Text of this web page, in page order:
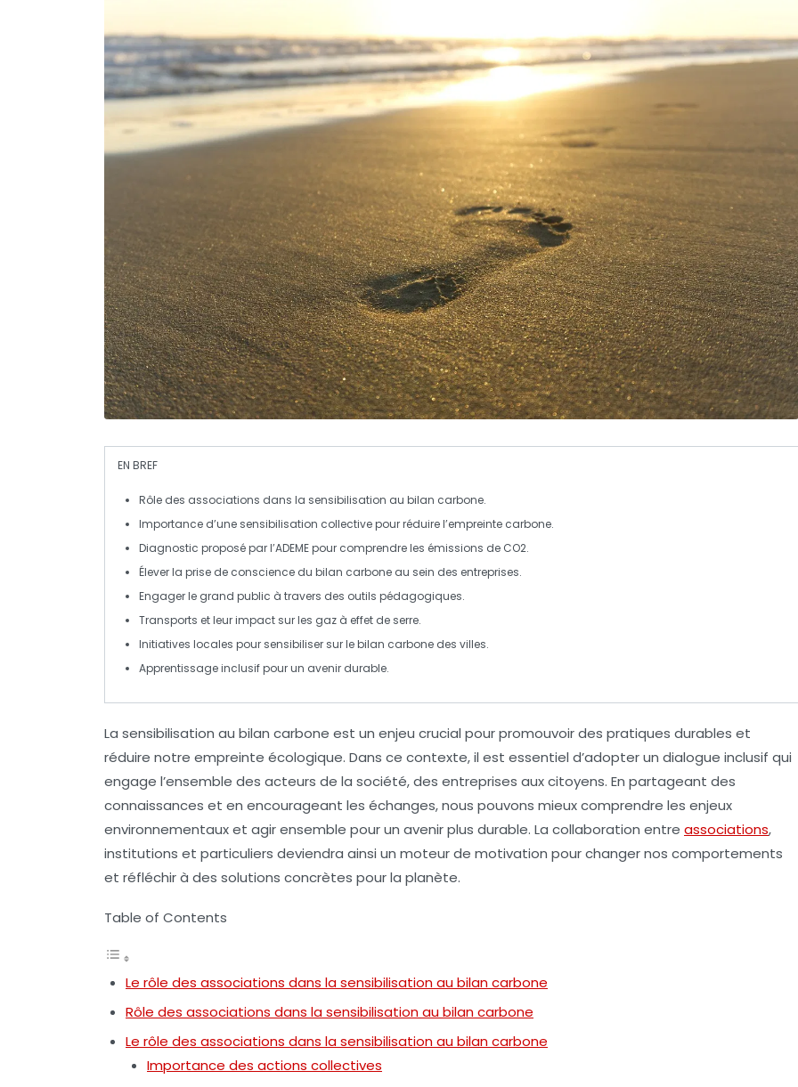
EN BREF
Rôle des associations dans la sensibilisation au bilan carbone.
Importance d’une sensibilisation collective pour réduire l’empreinte carbone.
Diagnostic proposé par l’ADEME pour comprendre les émissions de CO2.
Élever la prise de conscience du bilan carbone au sein des entreprises.
Engager le grand public à travers des outils pédagogiques.
Transports et leur impact sur les gaz à effet de serre.
Initiatives locales pour sensibiliser sur lebilan carbone des villes.
Apprentissage inclusif pour un avenir durable.
La sensibilisation au bilan carbone est un enjeu crucial pour promouvoir des pratiques durables et
réduire notre empreinte écologique. Dans ce contexte, il est essentiel d’adopter un dialogue inclusif qui
engage l’ensemble des acteurs de la société, des entreprises aux citoyens. En partageant des
connaissances et en encourageant les échanges, nous pouvons mieux comprendre les enjeux
environnementaux et agir ensemble pour un avenir plus durable. La collaboration entre associations,
institutions et particuliers deviendra ainsi un moteur de motivation pour changer nos comportements
et réfléchir à des solutions concrètes pour la planète.
Table of Contents
Le rôle des associations dans la sensibilisation au bilan carbone
Rôle des associations dans la sensibilisation au bilan carbone
Le rôle des associations dans la sensibilisation au bilan carbone
Importance des actions collectives